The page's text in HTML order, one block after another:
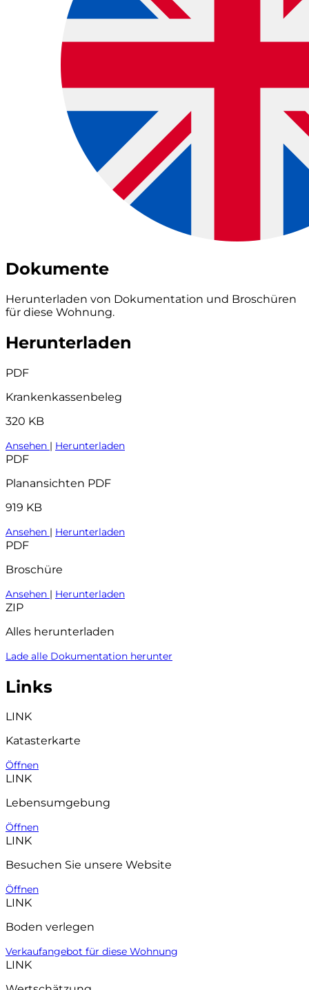
Dokumente
Herunterladen von Dokumentation und Broschüren
für diese Wohnung.
Herunterladen
PDF
Krankenkassenbeleg
320 KB
Ansehen | Herunterladen
PDF
Planansichten PDF
919 KB
Ansehen | Herunterladen
PDF
Broschüre
Ansehen | Herunterladen
ZIP
Alles herunterladen
Lade alle Dokumentation herunter
Links
LINK
Katasterkarte
Öffnen
LINK
Lebensumgebung
Öffnen
LINK
Besuchen Sie unsere Website
Öffnen
LINK
Boden verlegen
Verkaufangebot für diese Wohnung
LINK